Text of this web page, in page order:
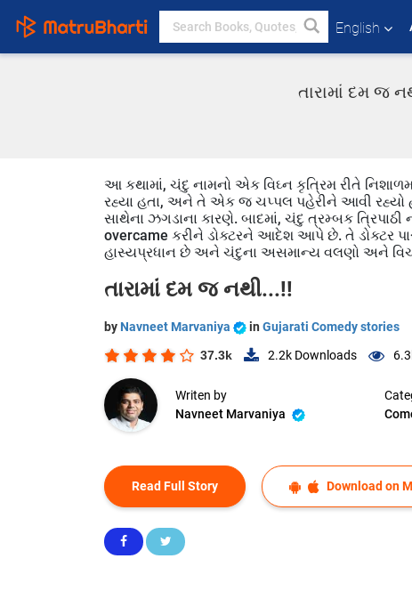
English
તારામાં દમ જ
આ કથામાં, ચંદુ નામનો એક વિઘ્ન કૃત્રિમ રીતે
રહ્યા હતા, અને તે એક જ ચપ્પલ પહેરીને આવી રહ્યો
સાથેના ઝગડાના કારણે. બાદમાં, ચંદુ ત્રમ્બક
overcame કરીને ડોક્ટરને આદેશ આપે છે. તે ડોક્ટર
હાસ્યપ્રધાન છે અને ચંદુના અસમાન્ય વલણો અને
તારામાં દમ જ નથી...!!
by Navneet Marvaniya in Gujarati Comedy stories
37.3k 2.2k Downloads
Writen by
Navneet Marvaniya
Read Full Story Download on